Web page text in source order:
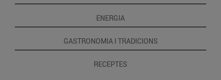
ENERGIA
GASTRONOMIA I TRADICIONS
RECEPTES